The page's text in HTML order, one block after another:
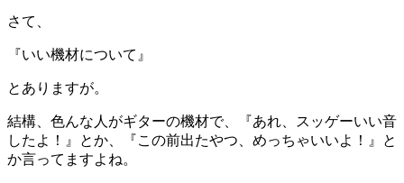
さて、
『いい機材について』
とありますが。
結構、色んな人がギターの機材で、『あれ、スッゲーいい音
したよ！』とか、『この前出たやつ、めっちゃいいよ！』と
か言ってますよね。